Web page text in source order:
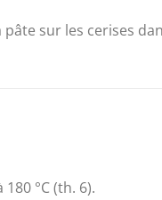
sur les cerises
°C (th. 6).